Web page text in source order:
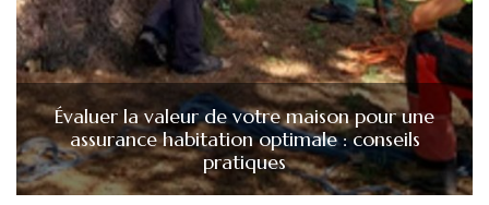
Évaluer la valeur de votre maison pour une
assurance habitation optimale : conseils
pratiques